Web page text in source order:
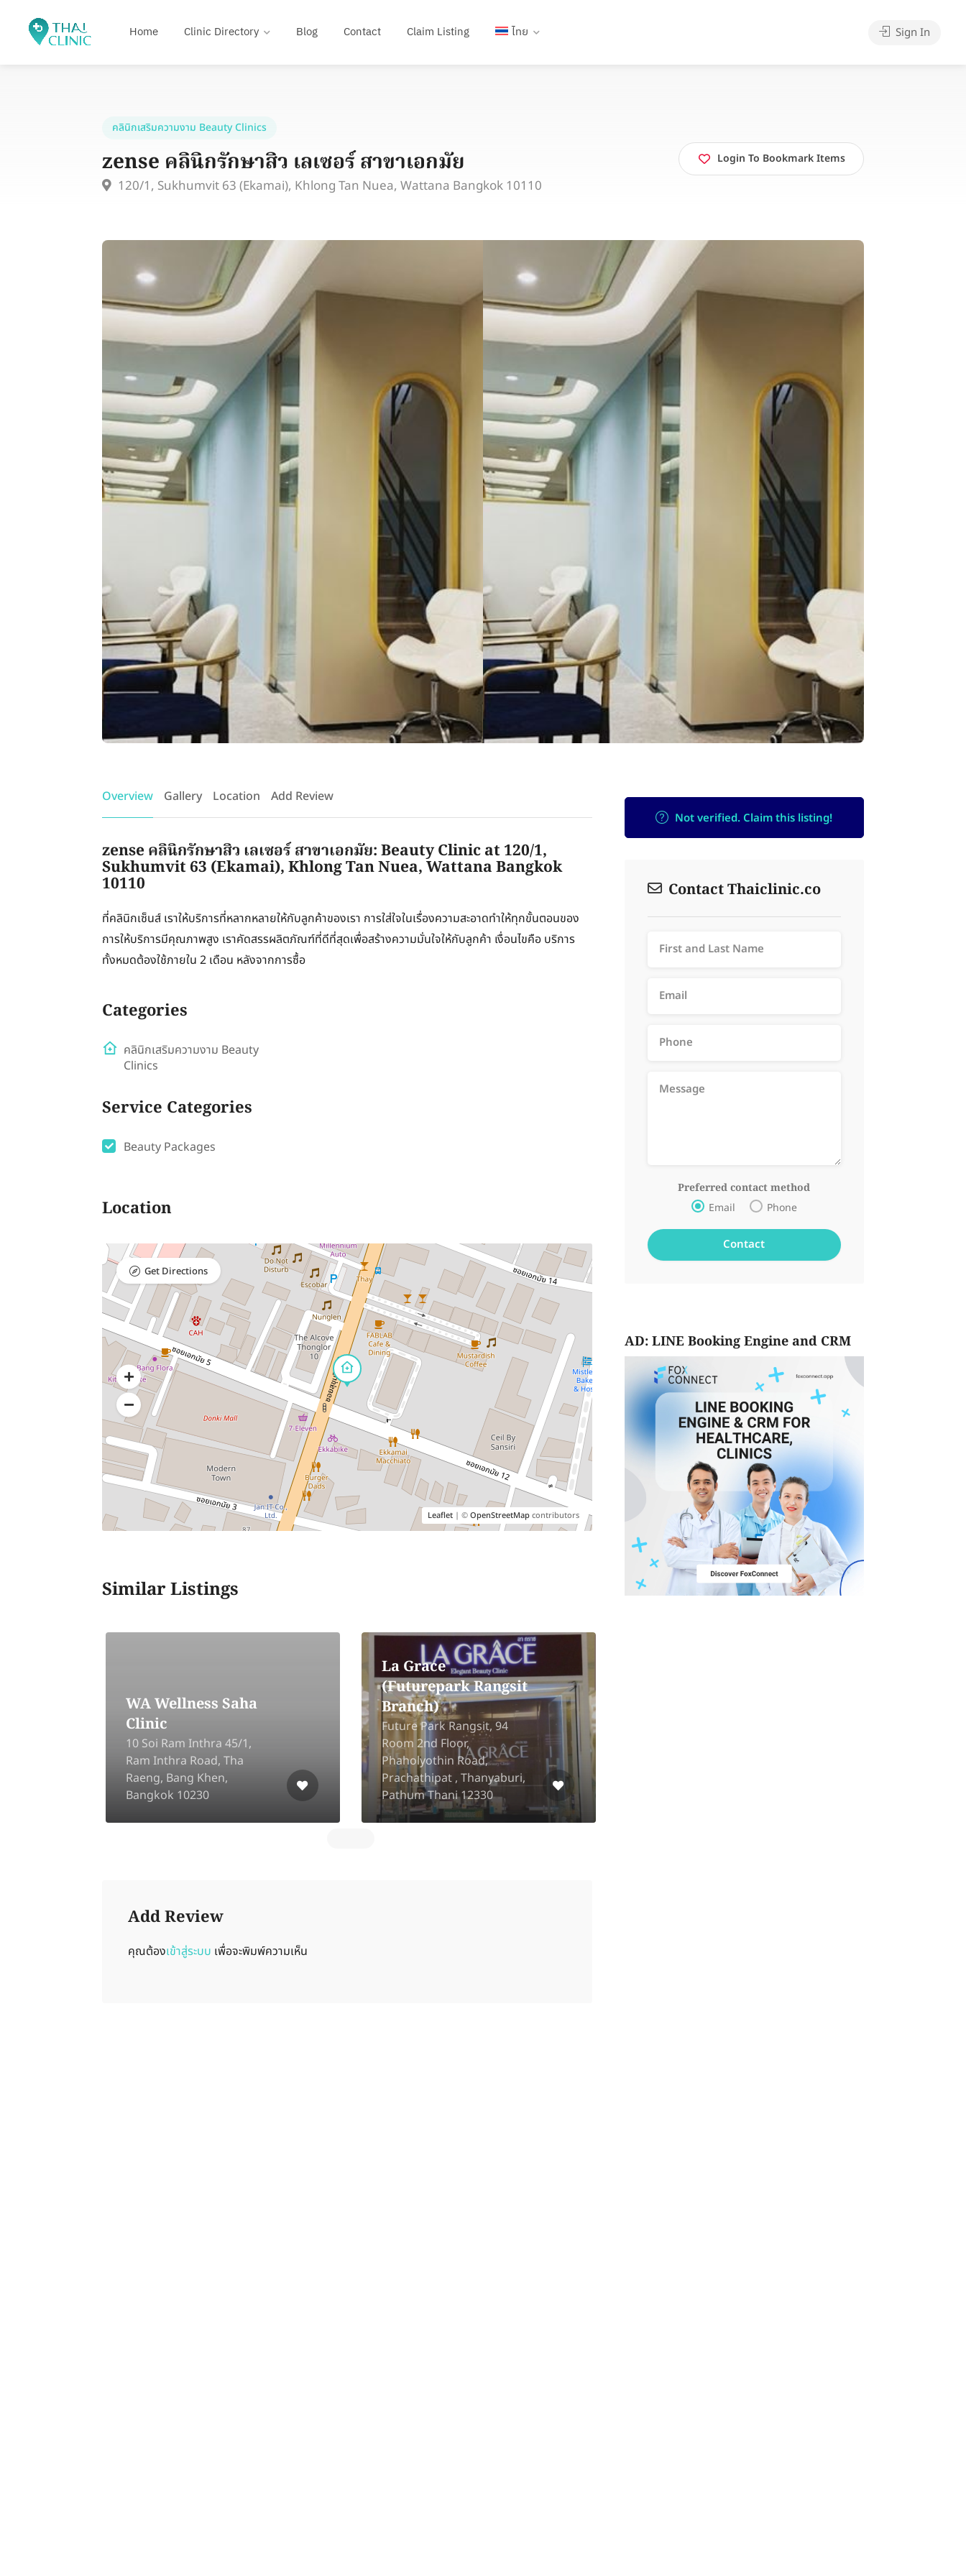
Home Clinic Directory Blog Contact Claim Listing ไทย Sign In
คลินิกเสริมความงาม Beauty Clinics
zense คลินิกรักษาสิว เลเซอร์ สาขาเอกมัย
120/1, Sukhumvit 63 (Ekamai), Khlong Tan Nuea, Wattana Bangkok 10110
Login To Bookmark Items
Overview Gallery Location Add Review
zense คลินิกรักษาสิว เลเซอร์ สาขาเอกมัย: Beauty Clinic at 120/1,
Sukhumvit 63 (Ekamai), Khlong Tan Nuea, Wattana Bangkok
10110
ที่คลินิกเซ็นส์ เราให้บริการที่หลากหลายให้กับลูกค้าของเรา การใส่ใจในเรื่องความสะอาดทำให้ทุกขั้นตอนของ
การให้บริการมีคุณภาพสูง เราคัดสรรผลิตภัณฑ์ที่ดีที่สุดเพื่อสร้างความมั่นใจให้กับลูกค้า เงื่อนไขคือ บริการ
ทั้งหมดต้องใช้ภายใน 2 เดือน หลังจากการซื้อ
Categories
คลินิกเสริมความงาม Beauty
Clinics
Service Categories
Beauty Packages
Location
Leaflet| ©OpenStreetMapcontributors
Get Directions
Similar Listings
WA Wellness Saha
Clinic
10 Soi Ram Inthra 45/1,
Ram Inthra Road, Tha
Raeng, Bang Khen,
Bangkok 10230
La Grace
(Futurepark Rangsit
Branch)
Future Park Rangsit, 94
Room 2nd Floor,
Phaholyothin Road,
Prachathipat , Thanyaburi,
Pathum Thani 12330
Add Review
คุณต้องเข้าสู่ระบบ เพื่อจะพิมพ์ความเห็น
Not verified. Claim this listing!
Contact Thaiclinic.co
Preferred contact method
Email Phone
AD: LINE Booking Engine and CRM